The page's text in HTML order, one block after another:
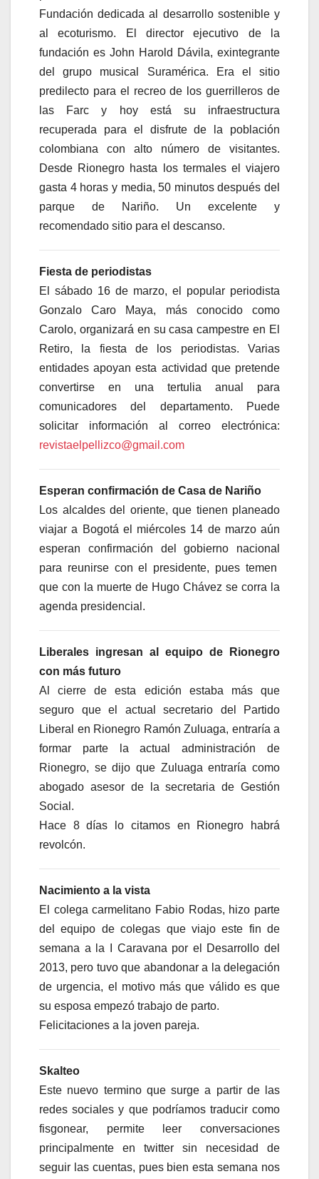
Fundación dedicada al desarrollo sostenible y
al ecoturismo. El director ejecutivo de la
fundación es John Harold Dávila, exintegrante
del grupo musical Suramérica. Era el sitio
predilecto para el recreo de los guerrilleros de
las Farc y hoy está su infraestructura
recuperada para el disfrute de la población
colombiana con alto número de visitantes.
Desde Rionegro hasta los termales el viajero
gasta 4 horas y media, 50 minutos después del
parque de Nariño. Un excelente y
recomendado sitio para el descanso.
Fiesta de periodistas
El sábado 16 de marzo, el popular periodista
Gonzalo Caro Maya, más conocido como
Carolo, organizará en su casa campestre en El
Retiro, la fiesta de los periodistas. Varias
entidades apoyan esta actividad que pretende
convertirse en una tertulia anual para
comunicadores del departamento. Puede
solicitar información al correo electrónica:
revistaelpellizco@gmail.com
Esperan confirmación de Casa de Nariño
Los alcaldes del oriente, que tienen planeado
viajar a Bogotá el miércoles 14 de marzo aún
esperan confirmación del gobierno nacional
para reunirse con el presidente, pues temen
que con la muerte de Hugo Chávez se corra la
agenda presidencial.
Liberales ingresan al equipo de Rionegro
con más futuro
Al cierre de esta edición estaba más que
seguro que el actual secretario del Partido
Liberal en Rionegro Ramón Zuluaga, entraría a
formar parte la actual administración de
Rionegro, se dijo que Zuluaga entraría como
abogado asesor de la secretaria de Gestión
Social.
Hace 8 días lo citamos en Rionegro habrá
revolcón.
Nacimiento a la vista
El colega carmelitano Fabio Rodas, hizo parte
del equipo de colegas que viajo este fin de
semana a la I Caravana por el Desarrollo del
2013, pero tuvo que abandonar a la delegación
de urgencia, el motivo más que válido es que
su esposa empezó trabajo de parto.
Felicitaciones a la joven pareja.
Skalteo
Este nuevo termino que surge a partir de las
redes sociales y que podríamos traducir como
fisgonear, permite leer conversaciones
principalmente en twitter sin necesidad de
seguir las cuentas, pues bien esta semana nos